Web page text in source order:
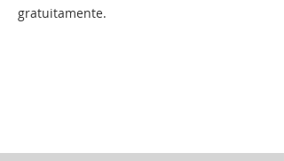
gratuitamente.